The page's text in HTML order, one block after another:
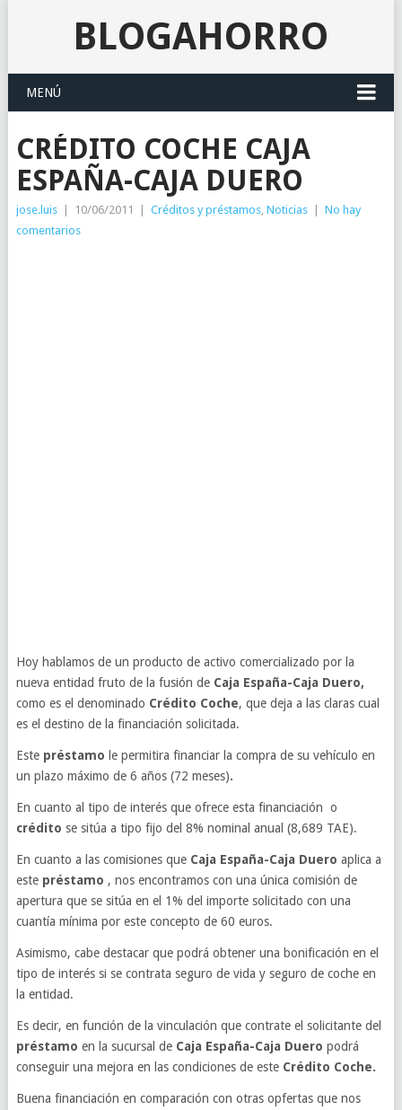
BLOGAHORRO
MENÚ
CRÉDITO COCHE CAJA
ESPAÑA-CAJA DUERO
jose.luis 10/06/2011 Créditos y préstamos, Noticias
No hay
comentarios
Hoy hablamos de un producto de activo comercializado por la
nueva entidad fruto de la fusión deCaja España-Caja Duero,
como es el denominado Crédito Coche, que deja a las claras cual
es el destino de la financiación solicitada.
Este préstamo le permitira financiar la compra de su vehículo en
un plazo máximo de 6 años (72 meses).
En cuanto al tipo de interés que ofrece esta financiación o
crédito se sitúa a tipo fijo del 8% nominal anual (8,689 TAE).
En cuanto a las comisiones que Caja España-Caja Duero aplica a
estepréstamo , nos encontramos con una única comisión de
apertura que se sitúa en el 1% del importe solicitado con una
cuantía mínima por este concepto de 60 euros.
Asimismo, cabe destacar que podrá obtener una bonificación en el
tipo de interés si se contrata seguro de vida y seguro de coche en
la entidad.
Es decir, en función de la vinculación que contrate el solicitante del
préstamo en la sucursal de Caja España-Caja Duero podrá
conseguir una mejora en las condiciones de este Crédito Coche.
Buena financiación en comparación con otras opfertas que nos